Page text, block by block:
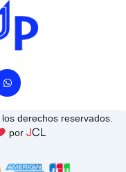
W
h
s
a
p
p
los derechos reservados.
por JCL